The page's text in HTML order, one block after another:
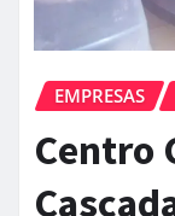
EMPRESAS
Centro